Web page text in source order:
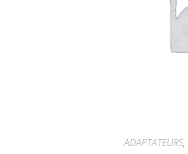
ADAPTATEURS,